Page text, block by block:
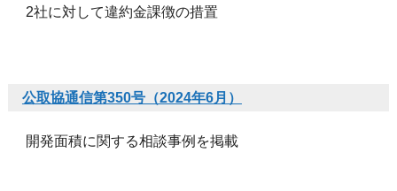
2社に対して違約金課徴の措置
公取協通信第350号（2024年6月）
開発面積に関する相談事例を掲載